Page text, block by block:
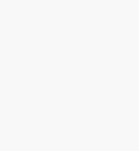
Více na
Klára Sochorová, Insighters
Děkujeme.
články
vás nezajímá? Aktualizujte